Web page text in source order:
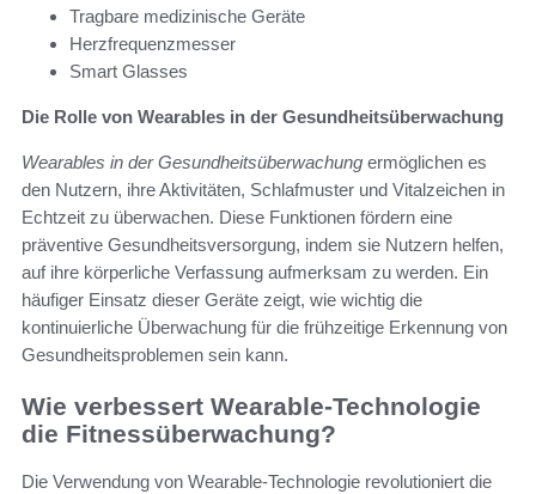
Tragbare medizinische Geräte
Herzfrequenzmesser
Smart Glasses
Die Rolle von Wearables in der Gesundheitsüberwachung
Wearables in der Gesundheitsüberwachung ermöglichen es
den Nutzern, ihre Aktivitäten, Schlafmuster und Vitalzeichen in
Echtzeit zu überwachen. Diese Funktionen fördern eine
präventive Gesundheitsversorgung, indem sie Nutzern helfen,
auf ihre körperliche Verfassung aufmerksam zu werden. Ein
häufiger Einsatz dieser Geräte zeigt, wie wichtig die
kontinuierliche Überwachung für die frühzeitige Erkennung von
Gesundheitsproblemen sein kann.
Wie verbessert Wearable-Technologie
die Fitnessüberwachung?
Die Verwendung von Wearable-Technologie revolutioniert die